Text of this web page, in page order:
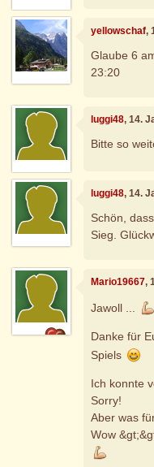
yellowschaf,
Glaube 6
23:20
luggi48, 14.
Bitte so
luggi48, 14.
Schön,
Sieg.
Mario19667,
Jawoll ...
Danke für
Spiels
Ich konnte
Sorry!
Aber was
Wow